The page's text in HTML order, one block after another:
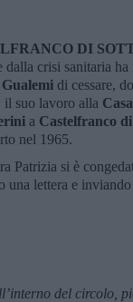
DI
dalla crisi sanitaria ha
di cessare,
il suo lavoro alla
a Castelfranco
nel 1965.
Patrizia si è
una lettera e
del circolo,